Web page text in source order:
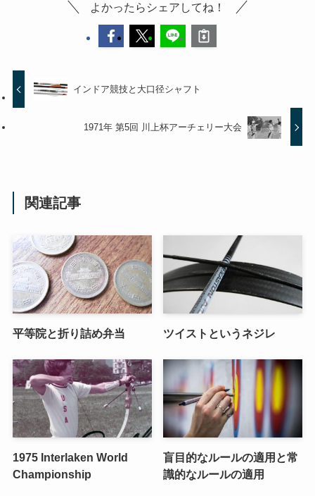
よかったらシェアしてね！
インドア競技と大口径シャフト
1971年 第5回 川上杯アーチェリー大会
関連記事
平等院と折り詰め弁当 ツイストというネジレ
1975 Interlaken World
Championship
盲目的なルールの適用と常
識的なルールの適用